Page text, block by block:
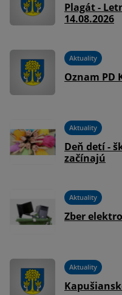
Plagát -
14.08.2026
Aktuality
Oznam PD
Aktuality
Deň detí -
začínajú
Aktuality
Zber
Aktuality